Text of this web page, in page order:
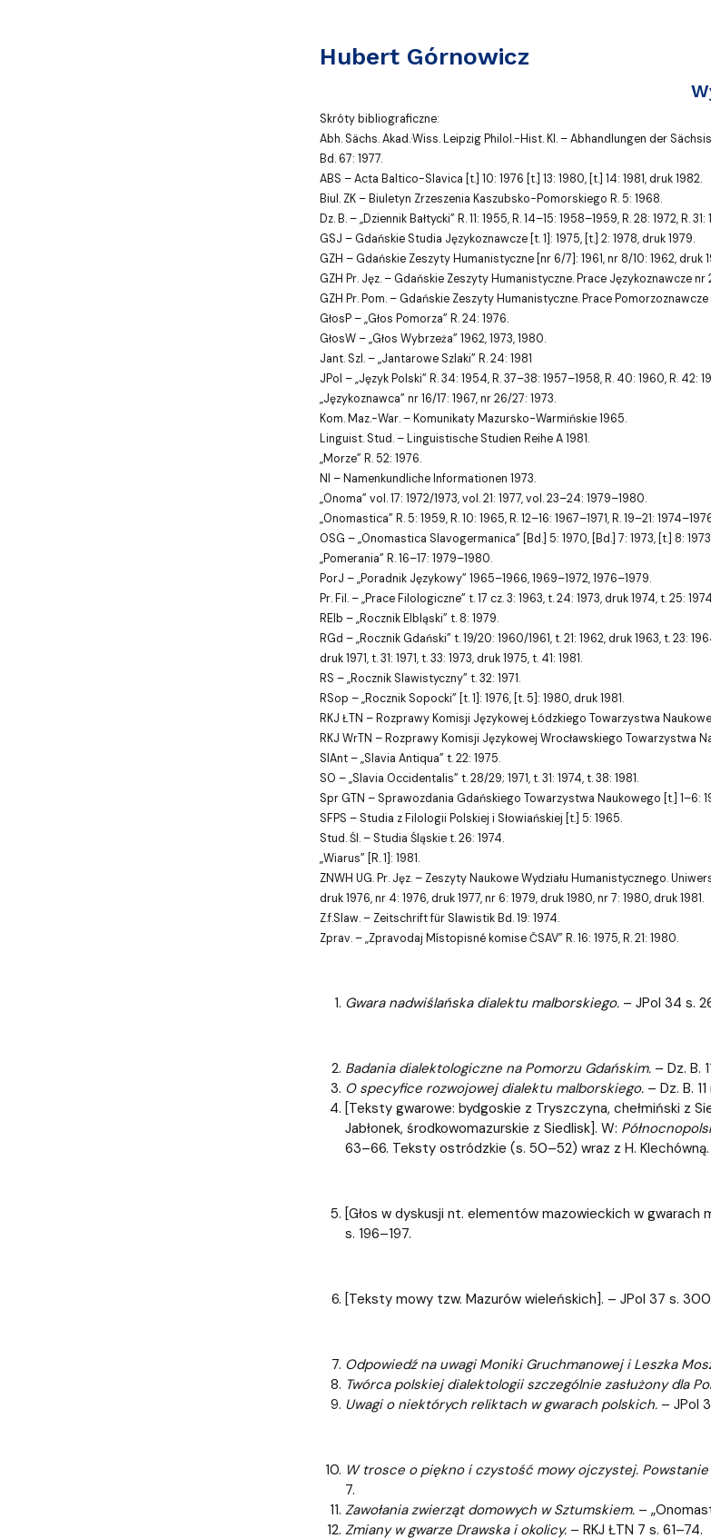
Hubert Górnowicz
Skróty bibliograficzne:
Abh. Sächs. Akad.·Wiss. Leipzig Philol.-Hist. Kl. – Abhandlungen der
Bd. 67: 1977.
ABS – Acta Baltico-Slavica [t.] 10: 1976 [t.] 13: 1980, [t.] 14: 1981, druk 1982.
Biul. ZK – Biuletyn Zrzeszenia Kaszubsko-Pomorskiego R. 5: 1968.
Dz. B. – „Dziennik Bałtycki” R. 11: 1955, R. 14–15: 1958–1959, R. 28: 1972, R. 31:
GSJ – Gdańskie Studia Językoznawcze [t. 1]: 1975, [t.] 2: 1978, druk 1979.
GZH – Gdańskie Zeszyty Humanistyczne [nr 6/7]: 1961, nr 8/10: 1962, druk
GZH Pr. Jęz. – Gdańskie Zeszyty Humanistyczne. Prace Językoznawcze nr
GZH Pr. Pom. – Gdańskie Zeszyty Humanistyczne. Prace Pomorzoznawcze
GłosP – „Głos Pomorza” R. 24: 1976.
GłosW – „Głos Wybrzeża” 1962, 1973, 1980.
Jant. Szl. – „Jantarowe Szlaki” R. 24: 1981
JPol – „Język Polski” R. 34: 1954, R. 37–38: 1957–1958, R. 40: 1960, R. 42:
„Językoznawca” nr 16/17: 1967, nr 26/27: 1973.
Kom. Maz.-War. – Komunikaty Mazursko-Warmińskie 1965.
Linguist. Stud. – Linguistische Studien Reihe A 1981.
„Morze” R. 52: 1976.
NI – Namenkundliche Informationen 1973.
„Onoma” vol. 17: 1972/1973, vol. 21: 1977, vol. 23–24: 1979–1980.
„Onomastica” R. 5: 1959, R. 10: 1965, R. 12–16: 1967–1971, R. 19–21:
OSG – „Onomastica Slavogermanica” [Bd.] 5: 1970, [Bd.] 7: 1973, [t.] 8:
„Pomerania” R. 16–17: 1979–1980.
PorJ – „Poradnik Językowy” 1965–1966, 1969–1972, 1976–1979.
Pr. Fil. – „Prace Filologiczne” t. 17 cz. 3: 1963, t. 24: 1973, druk 1974, t. 25:
RElb – „Rocznik Elbląski” t. 8: 1979.
RGd – „Rocznik Gdański” t. 19/20: 1960/1961, t. 21: 1962, druk 1963, t. 23:
druk 1971, t. 31: 1971, t. 33: 1973, druk 1975, t. 41: 1981.
RS – „Rocznik Slawistyczny” t. 32: 1971.
RSop – „Rocznik Sopocki” [t. 1]: 1976, [t. 5]: 1980, druk 1981.
RKJ ŁTN – Rozprawy Komisji Językowej Łódzkiego Towarzystwa
RKJ WrTN – Rozprawy Komisji Językowej Wrocławskiego Towarzystwa
SlAnt – „Slavia Antiqua” t. 22: 1975.
SO – „Slavia Occidentalis” t. 28/29; 1971, t. 31: 1974, t. 38: 1981.
Spr GTN – Sprawozdania Gdańskiego Towarzystwa Naukowego [t.] 1–6:
SFPS – Studia z Filologii Polskiej i Słowiańskiej [t.] 5: 1965.
Stud. Śl. – Studia Śląskie t. 26: 1974.
„Wiarus” [R. 1]: 1981.
ZNWH UG. Pr. Jęz. – Zeszyty Naukowe Wydziału Humanistycznego.
druk 1976, nr 4: 1976, druk 1977, nr 6: 1979, druk 1980, nr 7: 1980, druk 1981.
Z.f.Slaw. – Zeitschrift für Slawistik Bd. 19: 1974.
Zprav. – „Zpravodaj Místopisné komise ČSAV” R. 16: 1975, R. 21: 1980.
Gwara nadwiślańska dialektu malborskiego.– JPol 34 s.
Badania dialektologiczne na Pomorzu Gdańskim.– Dz. B.
O specyfice rozwojowej dialektu malborskiego.– Dz. B. 11
[Teksty gwarowe: bydgoskie z Tryszczyna, chełmiński z
Jabłonek, środkowomazurskie z Siedlisk]. W:
63–66. Teksty ostródzkie (s. 50–52) wraz z H.
[Głos w dyskusji nt. elementów mazowieckich w gwarach
s. 196–197.
[Teksty mowy tzw. Mazurów wieleńskich]. – JPol 37 s.
Odpowiedź na uwagi Moniki Gruchmanowej i Leszka
Twórca polskiej dialektologii szczególnie zasłużony dla
Uwagi o niektórych reliktach w gwarach polskich.– JPol
W trosce o piękno i czystość mowy ojczystej. Powstanie
7.
Zawołania zwierząt domowych w Sztumskiem.–
Zmiany w gwarze Drawska i okolicy.– RKJ ŁTN 7 s. 61–74.